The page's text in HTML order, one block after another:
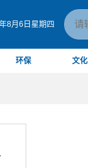
8月6日星期四
环保 文化